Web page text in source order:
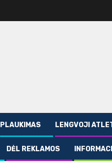
PLAUKIMAS LENGVOJI
DĖL REKLAMOS